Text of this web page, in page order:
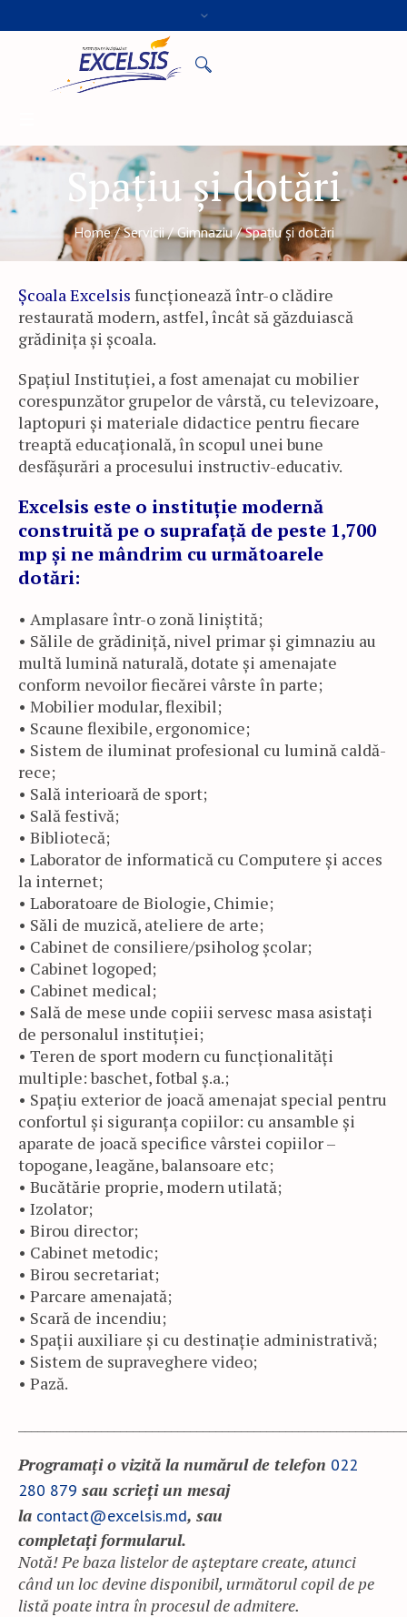
Spațiu și dotări
Home /Servicii /Gimnaziu /Spațiu și dotări
Școala Excelsis funcționează într-o clădire
restaurată modern, astfel, încât să găzduiască
grădinița și școala.
Spațiul Instituției, a fost amenajat cu mobilier
corespunzător grupelor de vârstă, cu televizoare,
laptopuri și materiale didactice pentru fiecare
treaptă educațională, în scopul unei bune
desfășurări a procesului instructiv-educativ.
Excelsis este o instituție modernă
construită pe o suprafață de peste 1,700
mp și ne mândrim cu următoarele
dotări:
• Amplasare într-o zonă liniștită;
• Sălile de grădiniță, nivel primar și gimnaziu au
multă lumină naturală, dotate și amenajate
conform nevoilor fiecărei vârste în parte;
• Mobilier modular, flexibil;
• Scaune flexibile, ergonomice;
• Sistem de iluminat profesional cu lumină caldă-
rece;
• Sală interioară de sport;
• Sală festivă;
• Bibliotecă;
• Laborator de informatică cu Computere și acces
la internet;
• Laboratoare de Biologie, Chimie;
• Săli de muzică, ateliere de arte;
• Cabinet de consiliere/psiholog școlar;
• Cabinet logoped;
• Cabinet medical;
• Sală de mese unde copiii servesc masa asistați
de personalul instituției;
• Teren de sport modern cu funcționalități
multiple: baschet, fotbal ș.a.;
• Spațiu exterior de joacă amenajat special pentru
confortul și siguranța copiilor: cu ansamble şi
aparate de joacă specifice vârstei copiilor –
topogane, leagăne, balansoare etc;
• Bucătărie proprie, modern utilată;
• Izolator;
• Birou director;
• Cabinet metodic;
• Birou secretariat;
• Parcare amenajată;
• Scară de incendiu;
• Spații auxiliare și cu destinaţie administrativă;
• Sistem de supraveghere video;
• Pază.
Programați o vizită la numărul de telefon 022
280 879 sau scrieți un mesaj
la contact@excelsis.md, sau
completați formularul.
Notă! Pe baza listelor de așteptare create, atunci
când un loc devine disponibil, următorul copil de pe
listă poate intra în procesul de admitere.